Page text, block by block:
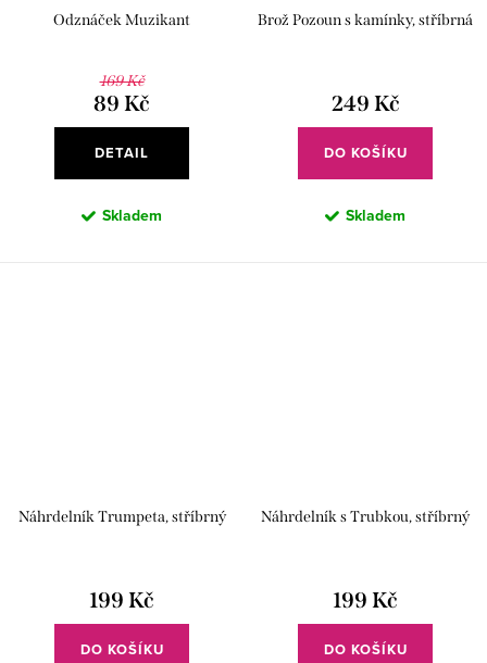
Odznáček Muzikant
169 Kč
89 Kč
DETAIL
Skladem
Brož Pozoun s kamínky, stříbrná
249 Kč
DO KOŠÍKU
Skladem
Náhrdelník Trumpeta, stříbrný
199 Kč
DO KOŠÍKU
Náhrdelník s Trubkou, stříbrný
199 Kč
DO KOŠÍKU